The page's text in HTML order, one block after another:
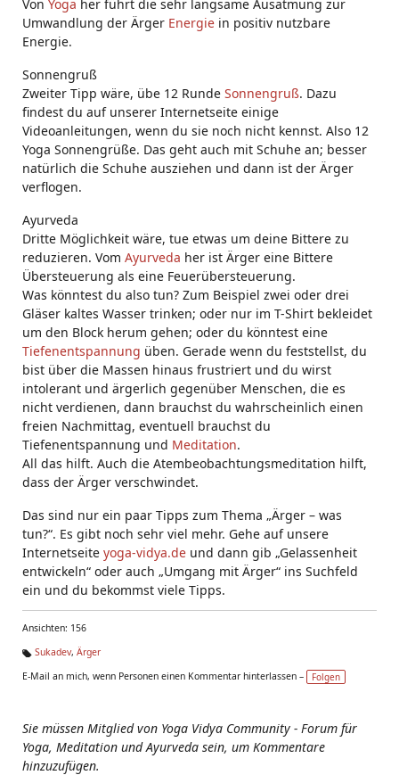
Von Yoga her führt die sehr langsame Ausatmung zur
Umwandlung der Ärger Energie in positiv nutzbare
Energie.
Sonnengruß
Zweiter Tipp wäre, übe 12 Runde Sonnengruß. Dazu
findest du auf unserer Internetseite einige
Videoanleitungen, wenn du sie noch nicht kennst. Also 12
Yoga Sonnengrüße. Das geht auch mit Schuhe an; besser
natürlich die Schuhe ausziehen und dann ist der Ärger
verflogen.
Ayurveda
Dritte Möglichkeit wäre, tue etwas um deine Bittere zu
reduzieren. Vom Ayurveda her ist Ärger eine Bittere
Übersteuerung als eine Feuerübersteuerung.
Was könntest du also tun? Zum Beispiel zwei oder drei
Gläser kaltes Wasser trinken; oder nur im T-Shirt bekleidet
um den Block herum gehen; oder du könntest eine
Tiefenentspannung üben. Gerade wenn du feststellst, du
bist über die Massen hinaus frustriert und du wirst
intolerant und ärgerlich gegenüber Menschen, die es
nicht verdienen, dann brauchst du wahrscheinlich einen
freien Nachmittag, eventuell brauchst du
Tiefenentspannung und Meditation.
All das hilft. Auch die Atembeobachtungsmeditation hilft,
dass der Ärger verschwindet.
Das sind nur ein paar Tipps zum Thema „Ärger – was
tun?“. Es gibt noch sehr viel mehr. Gehe auf unsere
Internetseite yoga-vidya.de und dann gib „Gelassenheit
entwickeln“ oder auch „Umgang mit Ärger“ ins Suchfeld
ein und du bekommst viele Tipps.
Ansichten: 156
g
Sukadev, Ärger
E-Mail an mich, wenn Personen einen Kommentar hinterlassen –
Folgen
Sie müssen Mitglied von Yoga Vidya Community - Forum für
Yoga, Meditation und Ayurveda sein, um Kommentare
hinzuzufügen.